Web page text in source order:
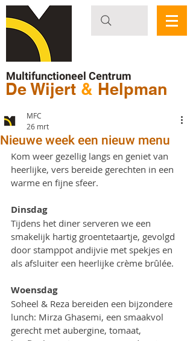
Multifunctioneel Centrum
De Wijert & Helpman
Nieuwe week een nieuw menu
MFC
26 mrt
Kom weer gezellig langs en geniet van
heerlijke, vers bereide gerechten in een
warme en fijne sfeer.
Dinsdag
Tijdens het diner serveren we een
smakelijk hartig groentetaartje, gevolgd
door stamppot andijvie met spekjes en
als afsluiter een heerlijke crème brûlée.
Woensdag
Soheel & Reza bereiden een bijzondere
lunch: Mirza Ghasemi, een smaakvol
gerecht met aubergine, tomaat,